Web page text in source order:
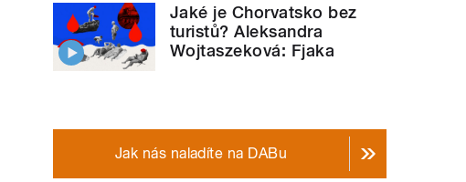
Jaké je Chorvatsko bez
turistů? Aleksandra
Wojtaszeková: Fjaka
Jak nás naladíte na DABu